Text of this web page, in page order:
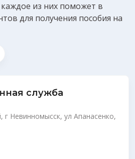
из них поможет в
для получения пособия на
служба
г Невинномысск, ул Апанасенко,